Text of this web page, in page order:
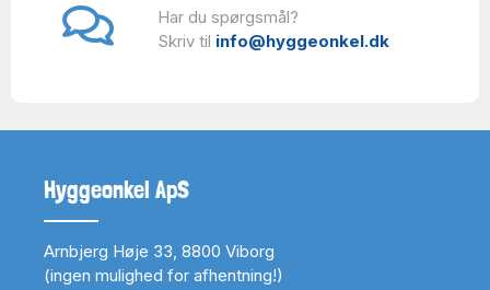
Har du spørgsmål?
Skriv til info@hyggeonkel.dk
Hyggeonkel ApS
Arnbjerg Høje 33, 8800 Viborg
(ingen mulighed for afhentning!)